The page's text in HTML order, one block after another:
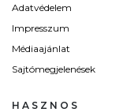
Adatvédelem
Impresszum
Médiaajánlat
Sajtómegjelenések
HASZNOS